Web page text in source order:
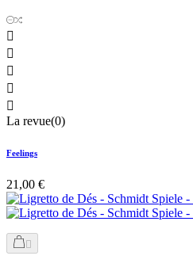





La revue(0)
Feelings
21,00 €
